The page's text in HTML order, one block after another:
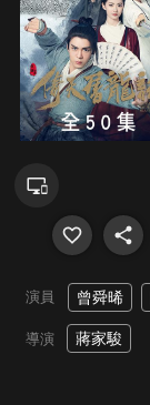
演員 曾舜晞
導演 蔣家駿